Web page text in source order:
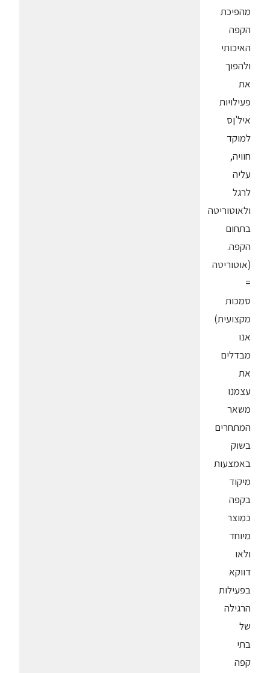
מהפיכת
הקפה
האיכותי
ולהפוך
את
פעילויות
איל'ןס
למוקד
חוויה,
עליה
לרגל
ולאוטוריטה
בתחום
הקפה.
(אוטוריטה
=
סמכות
מקצועית)
אנו
מבדלים
את
עצמנו
משאר
המתחרים
בשוק
באמצעות
מיקוד
בקפה
כמוצר
מיוחד
ולאו
דווקא
בפעילות
הרגילה
של
בתי
קפה